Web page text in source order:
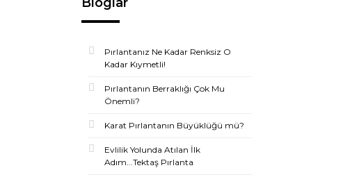
Pırlantanız Ne Kadar Renksiz O
Kadar Kıymetli!
Pırlantanın Berraklığı Çok Mu
Önemli?
Karat Pırlantanın Büyüklüğü mü?
Evlilik Yolunda Atılan İlk
Adım...Tektaş Pırlanta